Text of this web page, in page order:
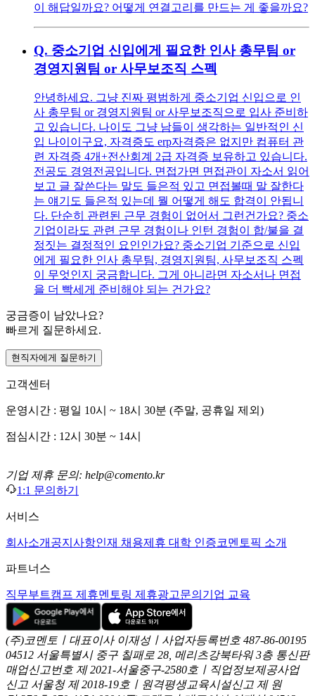
이 해답일까요? 어떻게 연결고리를 만드는 게 좋을까요?
Q. 중소기업 신입에게 필요한 인사 총무팀 or
경영지원팀 or 사무보조직 스펙
안녕하세요. 그냥 진짜 평범하게 중소기업 신입으로 인
사 총무팀 or 경영지원팀 or 사무보조직으로 입사 준비하
고 있습니다. 나이도 그냥 남들이 생각하는 일반적인 신
입 나이이구요, 자격증도 erp자격증은 없지만 컴퓨터 관
련 자격증 4개+전산회계 2급 자격증 보유하고 있습니다.
전공도 경영전공입니다. 면접가면 면접관이 자소서 읽어
보고 글 잘쓴다는 말도 들은적 있고 면접볼때 말 잘한다
는 얘기도 들은적 있는데 뭘 어떻게 해도 합격이 안됩니
다. 단순히 관련된 근무 경험이 없어서 그런건가요? 중소
기업이라도 관련 근무 경험이나 인턴 경험이 합/불을 결
정짓는 결정적인 요인인가요? 중소기업 기준으로 신입
에게 필요한 인사 총무팀, 경영지원팀, 사무보조직 스펙
이 무엇인지 궁금합니다. 그게 아니라면 자소서나 면접
을 더 빡세게 준비해야 되는 건가요?
궁금증이 남았나요?
빠르게 질문하세요.
현직자에게 질문하기
고객센터
운영시간 : 평일 10시 ~ 18시 30분 (주말, 공휴일 제외)
점심시간 : 12시 30분 ~ 14시
기업 제휴 문의: help@comento.kr
1:1 문의하기
서비스
회사소개 공지사항인재 채용제휴 대학 인증코멘토픽 소개
파트너스
직무부트캠프 제휴멘토링 제휴광고문의 기업 교육
(주)코멘토ㅣ대표이사 이재성ㅣ사업자등록번호 487-86-00195
04512 서울특별시 중구 칠패로 28, 메리츠강북타워 3층 통신판
매업신고번호 제 2021-서울중구-2580호ㅣ직업정보제공사업
신고 서울청 제 2018-19호ㅣ원격평생교육시설신고 제 원